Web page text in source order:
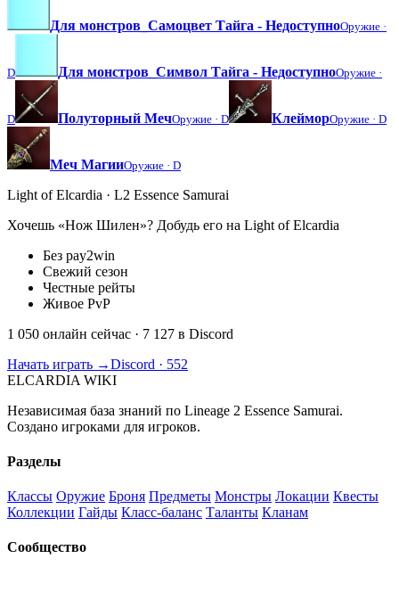
Для монстров_Самоцвет Тайга - НедоступноОружие ·
D Для монстров_Символ Тайга - НедоступноОружие ·
D Полуторный МечОружие · D КлейморОружие · D
Меч МагииОружие · D
Light of Elcardia · L2 Essence Samurai
Хочешь «Нож Шилен»? Добудь его на Light of Elcardia
Без pay2win
Свежий сезон
Честные рейты
Живое PvP
1 050 онлайн сейчас · 7 127 в Discord
Начать играть →Discord · 552
ELCARDIA WIKI
Независимая база знаний по Lineage 2 Essence Samurai.
Создано игроками для игроков.
Разделы
Классы Оружие Броня Предметы Монстры Локации Квесты
Коллекции Гайды Класс-баланс Таланты Кланам
Сообщество